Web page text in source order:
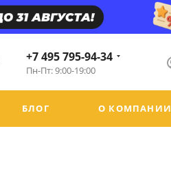
+7 495 795-94-34
Пн-Пт: 9:00-19:00
БЛОГ О КОМПАНИИ